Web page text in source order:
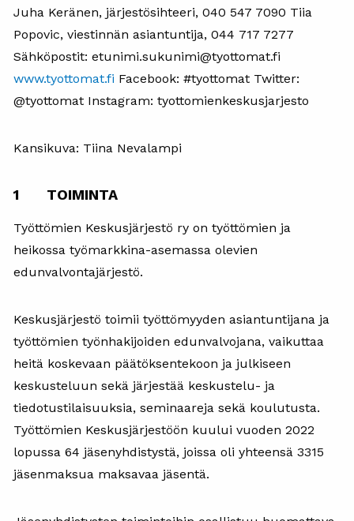
Juha Keränen, järjestösihteeri, 040 547 7090 Tiia
Popovic, viestinnän asiantuntija, 044 717 7277
Sähköpostit: etunimi.sukunimi@tyottomat.fi
www.tyottomat.fi Facebook: #tyottomat Twitter:
@tyottomat Instagram: tyottomienkeskusjarjesto
Kansikuva: Tiina Nevalampi
1 TOIMINTA
Työttömien Keskusjärjestö ry on työttömien ja
heikossa työmarkkina-asemassa olevien
edunvalvontajärjestö.
Keskusjärjestö toimii työttömyyden asiantuntijana ja
työttömien työnhakijoiden edunvalvojana, vaikuttaa
heitä koskevaan päätöksentekoon ja julkiseen
keskusteluun sekä järjestää keskustelu- ja
tiedotustilaisuuksia, seminaareja sekä koulutusta.
Työttömien Keskusjärjestöön kuului vuoden 2022
lopussa 64 jäsenyhdistystä, joissa oli yhteensä 3315
jäsenmaksua maksavaa jäsentä.